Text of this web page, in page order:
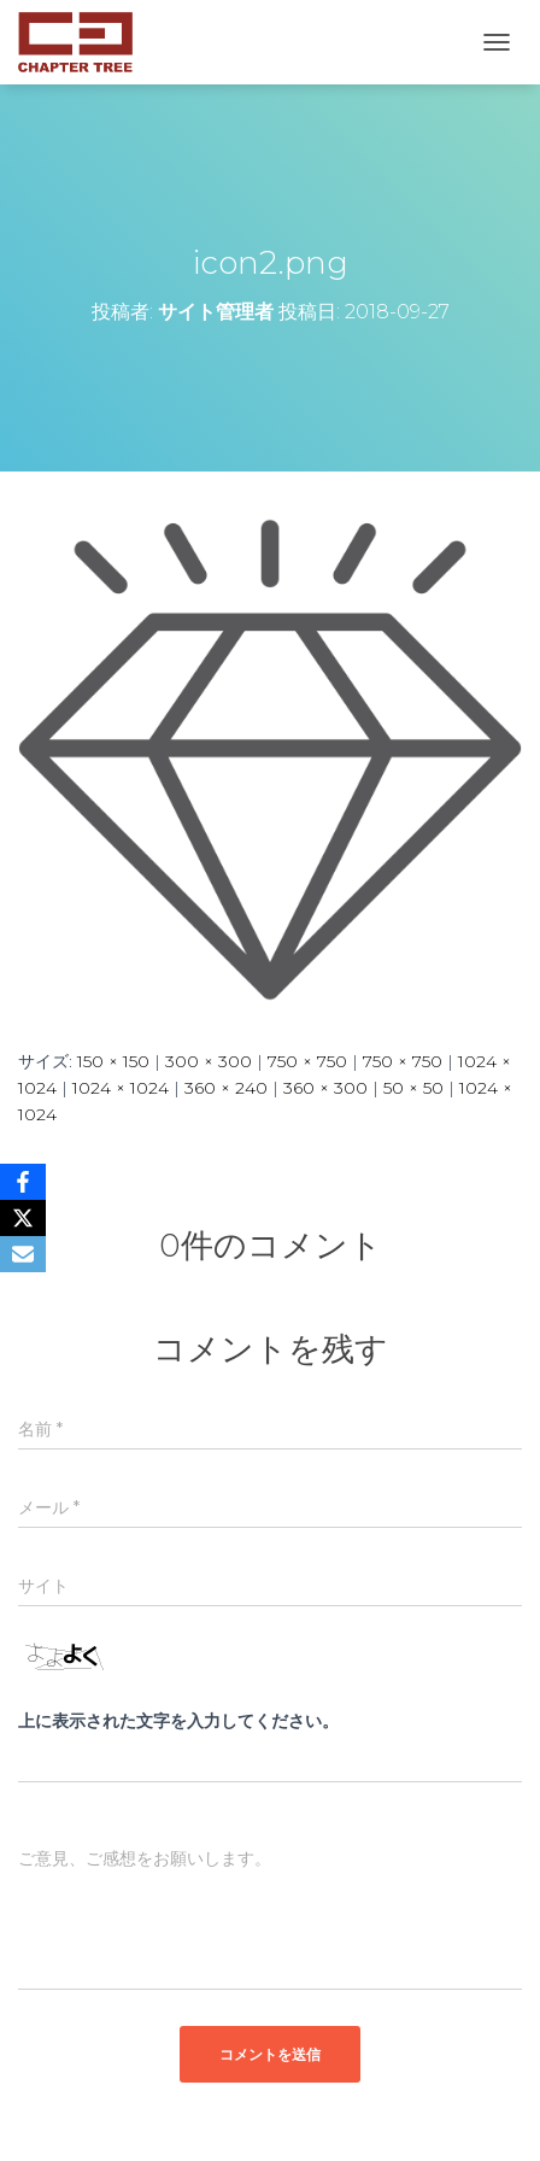
ビ
icon2.png
投稿者: サイト管理者投稿日: 2018-09-27
サイズ:150 × 150 | 300 × 300 | 750 × 750 | 750 × 750 | 1024 ×
1024 | 1024 × 1024 | 360 × 240 | 360 × 300 | 50 × 50 | 1024 ×
1024
0件のコメント
コメントを残す
名前 *
メール *
サイト
上に表示された文字を入力してください。
ご意見、ご感想をお願いします。